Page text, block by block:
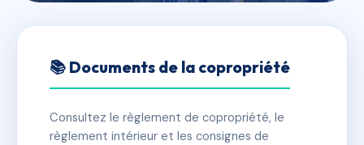
15 RUE FENELON
✓ Immatriculée 🏠 19 lots 🏗 1 bâtiment(s)
📚 Documents de la copropriété
Consultez le règlement de copropriété, le
règlement intérieur et les consignes de